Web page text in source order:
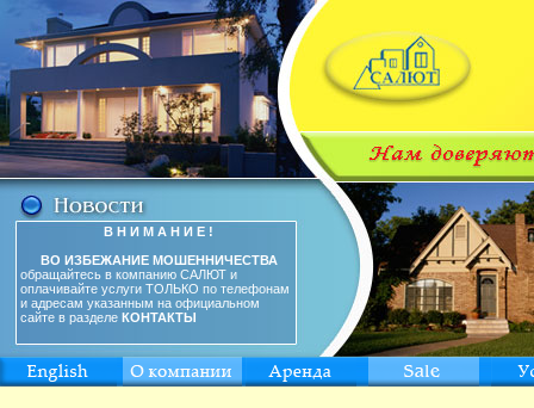
В Н И М А Н И Е !
ВО ИЗБЕЖАНИЕ МОШЕННИЧЕСТВА
обращайтесь в компанию САЛЮТ и
оплачивайте услуги ТОЛЬКО по телефонам
и адресам указанным на официальном
сайте в разделе КОНТАКТЫ